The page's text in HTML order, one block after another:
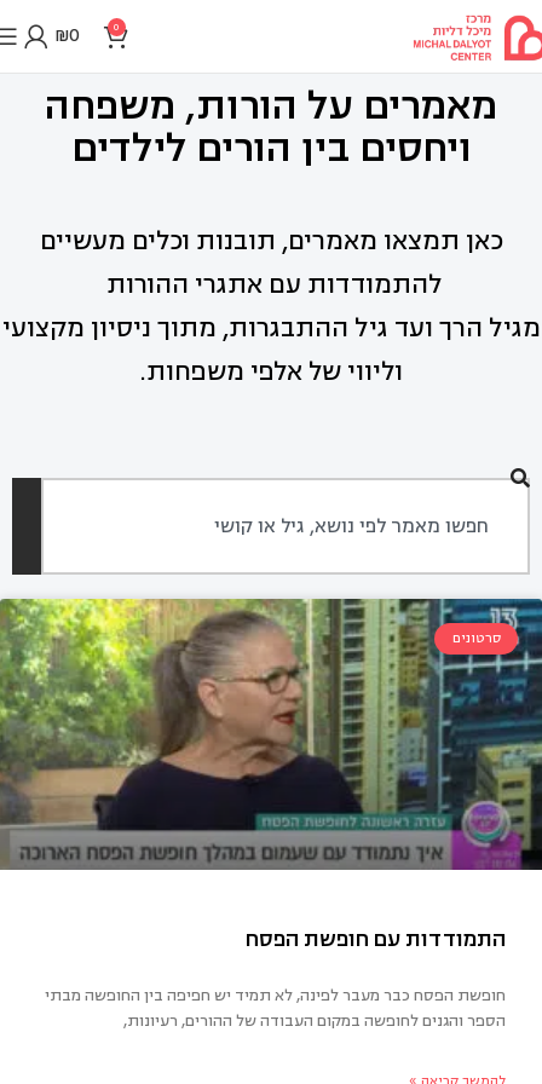
0
₪0
מאמרים על הורות, משפחה
ויחסים בין הורים לילדים
כאן תמצאו מאמרים, תובנות וכלים מעשיים
להתמודדות עם אתגרי ההורות
מגיל הרך ועד גיל ההתבגרות, מתוך ניסיון מקצועי
וליווי של אלפי משפחות.
סרטונים
חופשת הפסח כבר מעבר לפינה, לא תמיד יש חפיפה בין החופשה מבתי
הספר והגנים לחופשה במקום העבודה של ההורים, רעיונות,
להמשך קריאה »